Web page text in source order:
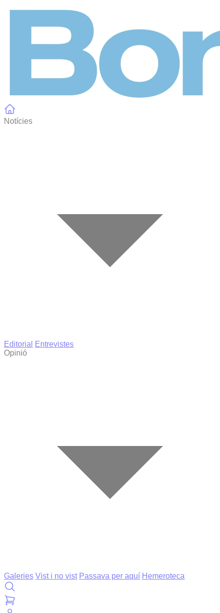
Notícies
Editorial
Entrevistes
Opinió
Galeries Vist i no vist Passava per aquí Hemeroteca